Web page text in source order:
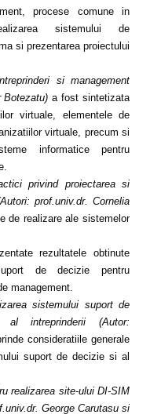
procese comune in
sistemului de
si prezentarea proiectului
si management
Botezatu)a fost sintetizata
virtuale, elementele de
virtuale, precum si
informatice pentru
privind proiectarea si
prof.univ.dr. Cornelia
de realizare ale sistemelor
rezultatele obtinute
de decizie pentru
management.
sistemului suport de
al intreprinderii
(Autor:
consideratiile generale
suport de decizie si al
realizarea site-ului DI-SIM
George Carutasu si